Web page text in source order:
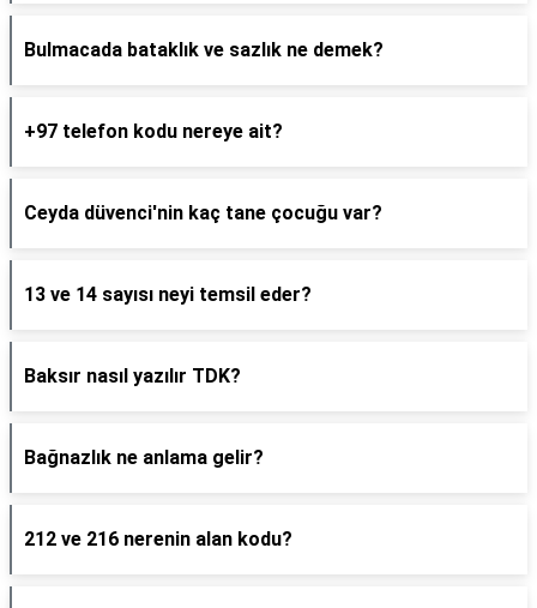
Bulmacada bataklık ve sazlık ne demek?
+97 telefon kodu nereye ait?
Ceyda düvenci'nin kaç tane çocuğu var?
13 ve 14 sayısı neyi temsil eder?
Baksır nasıl yazılır TDK?
Bağnazlık ne anlama gelir?
212 ve 216 nerenin alan kodu?